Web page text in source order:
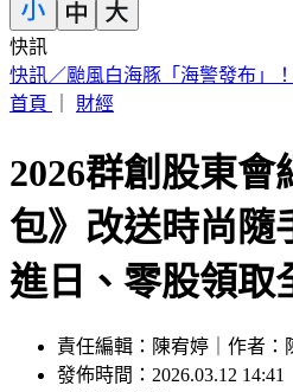
快訊
快訊／南港LaLaport施工鷹架坍
樓
2026群創股東
包》改送時尚隨
進日、零股領取
責任編輯：陳宥婷｜作者：